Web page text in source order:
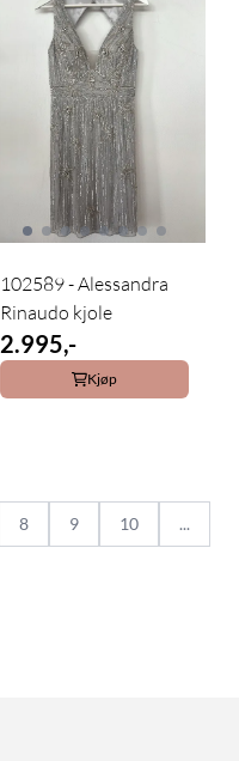
102589 - Alessandra
Rinaudo kjole
2.995,-
Kjøp
8 9 10 ...